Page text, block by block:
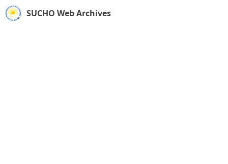
SUCHO Web Archives